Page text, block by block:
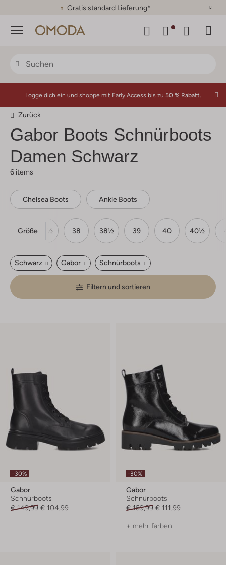
30 Tage Rückgaberecht
Menü
Logge dich ein und shoppe mit Early Access bis zu 50 % Rabatt.
Zurück
Gabor Boots Schnürboots
Damen Schwarz
6 items
Chelsea Boots Ankle Boots
Größe
37 37½ 38 38½ 39 40 40½
Schwarz Gabor Schnürboots
Filtern und sortieren
-30%
Gabor
Schnürboots
€ 149,99 € 104,99
-30%
Gabor
Schnürboots
€ 159,99 € 111,99
+ mehr farben